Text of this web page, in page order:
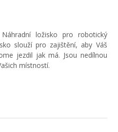
ložisko pro robotický
slouží pro zajištění, aby Váš
jezdil jak má. Jsou nedílnou
místností.